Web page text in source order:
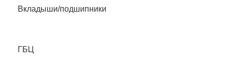
Вкладыши/подшипники
ГБЦ